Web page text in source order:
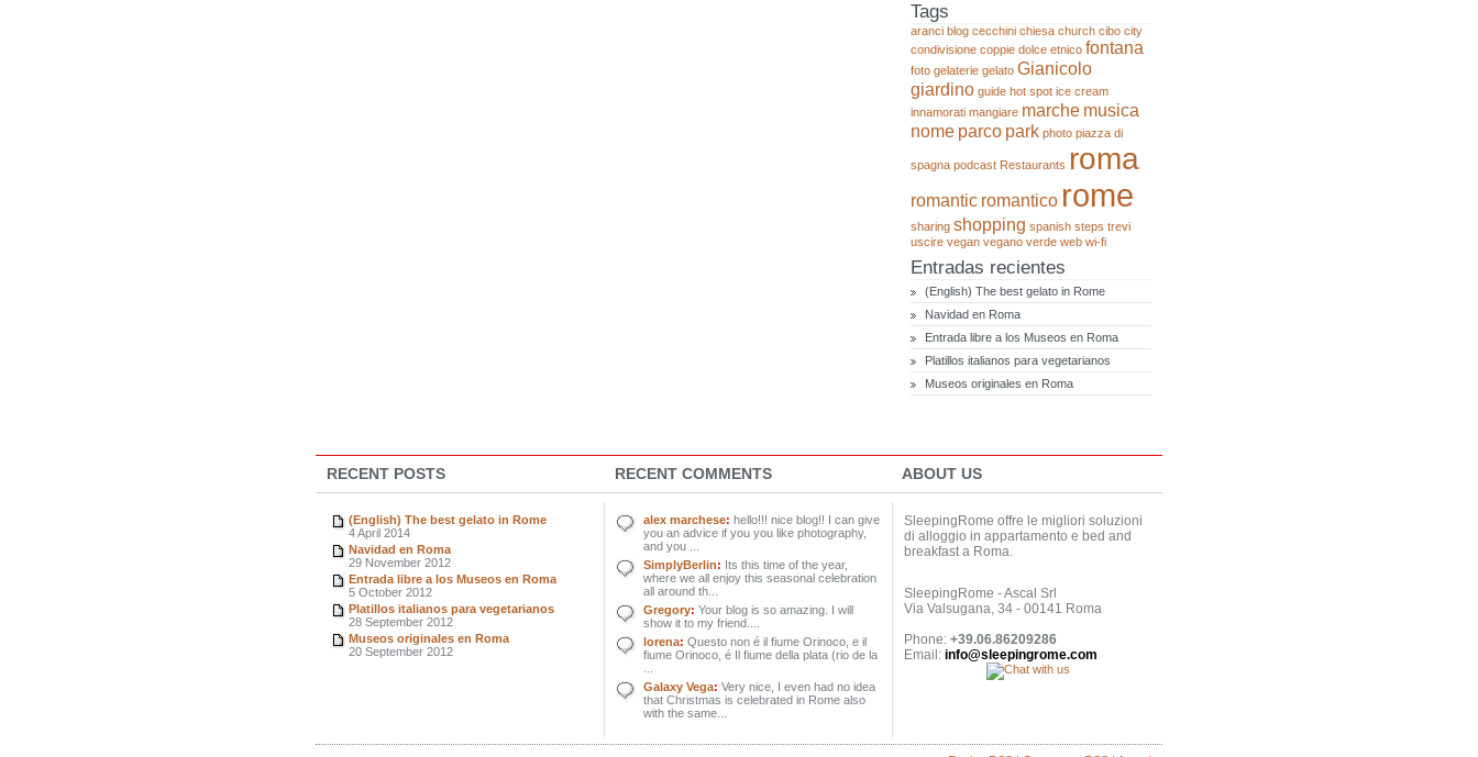
Tags
aranci blog cecchini chiesa church cibo city
condivisione coppie dolce etnico fontana
foto gelaterie gelato Gianicolo
giardino guide hot spot ice cream
innamorati mangiare marche musica
nome parco park photo piazza di
spagna podcast Restaurants roma
romantic romantico rome
sharing shopping spanish steps trevi
uscire vegan vegano verde web wi-fi
Entradas recientes
(English) The best gelato in Rome
Navidad en Roma
Entrada libre a los Museos en Roma
Platillos italianos para vegetarianos
Museos originales en Roma
RECENT POSTS RECENT COMMENTS ABOUT US
(English) The best gelato in Rome
4 April 2014
Navidad en Roma
29 November 2012
Entrada libre a los Museos en Roma
5 October 2012
Platillos italianos para vegetarianos
28 September 2012
Museos originales en Roma
20 September 2012
alex marchese: hello!!! nice blog!! I can give
you an advice if you you like photography,
and you ...
SimplyBerlin: Its this time of the year,
where we all enjoy this seasonal celebration
all around th...
Gregory: Your blog is so amazing. I will
show it to my friend....
lorena: Questo non é il fiume Orinoco, e il
fiume Orinoco, é Il fiume della plata (rio de la
Galaxy Vega: Very nice, I even had no idea
that Christmas is celebrated in Rome also
with the same...
SleepingRome offre le migliori soluzioni
di alloggio in appartamento e bed and
breakfast a Roma.
SleepingRome - Ascal Srl
Via Valsugana, 34 - 00141 Roma
Phone: +39.06.86209286
Email: info@sleepingrome.com